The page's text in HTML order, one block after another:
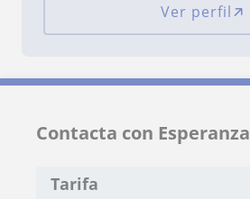
Ver perfil
Contacta con Esperanza
Tarifa